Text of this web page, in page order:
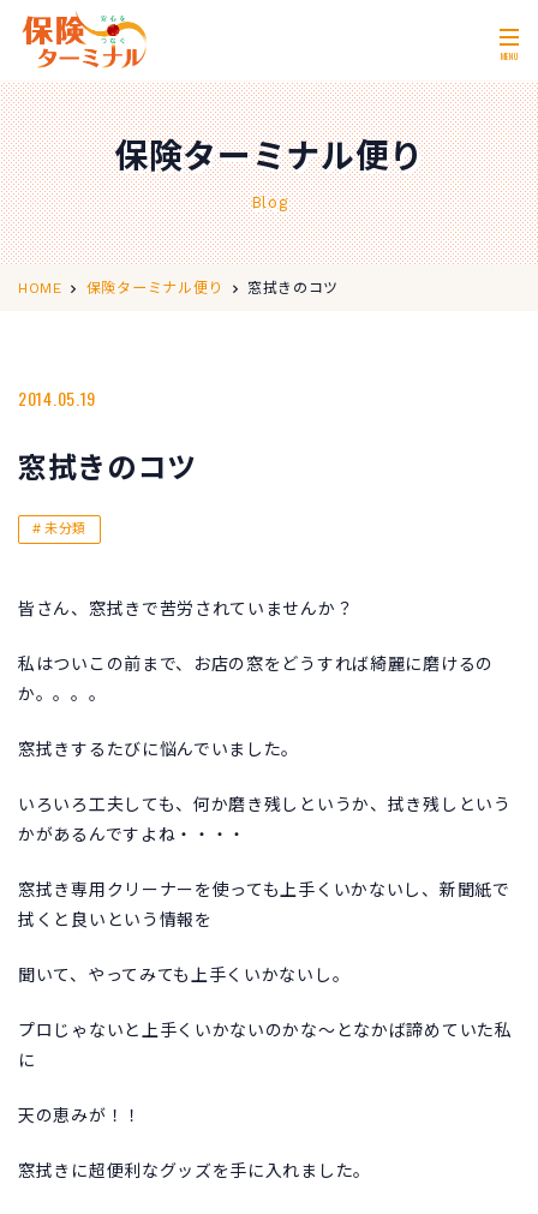
MENU
ホーム Home
私たちの強み Our Strength
無料相談 Consultation
取扱保険会社 Insurance Companies
店舗情報
0120-11-2287
保険ターミナル便り
Blog
HOME 保険ターミナル便り 窓拭きのコツ
2014.05.19
窓拭きのコツ
未分類
皆さん、窓拭きで苦労されていませんか？
私はついこの前まで、お店の窓をどうすれば綺麗に磨けるの
か。。。。
窓拭きするたびに悩んでいました。
いろいろ工夫しても、何か磨き残しというか、拭き残しという
かがあるんですよね・・・・
窓拭き専用クリーナーを使っても上手くいかないし、新聞紙で
拭くと良いという情報を
聞いて、やってみても上手くいかないし。
プロじゃないと上手くいかないのかな～となかば諦めていた私
に
天の恵みが！！
窓拭きに超便利なグッズを手に入れました。